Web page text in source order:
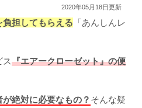
2020年05月18日更新
負担してもらえる 「あんしんレ
ス『エアークローゼット』の便
絶対に必要なもの？ そんな疑